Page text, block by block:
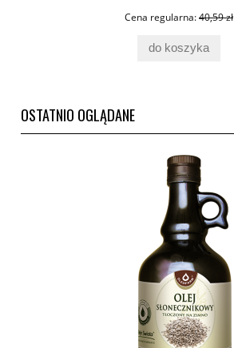
Cena regularna:40,59 zł
do koszyka
OSTATNIO OGLĄDANE